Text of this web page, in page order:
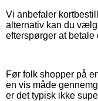
Vi anbefaler
alternativ kan du
efterspørger at betale
Før folk shopper på
en vis måde
er det typisk ikke